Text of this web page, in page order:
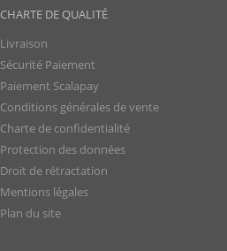
CHARTE DE QUALITÉ
Livraison
Sécurité Paiement
Paiement Scalapay
Conditions générales de vente
Charte de confidentialité
Protection des données
Droit de rétractation
Mentions légales
Plan du site